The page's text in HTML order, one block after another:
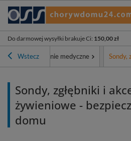
Do darmowej wysyłki brakuje Ci: 150,00 zł
WsteczŻywienie medyczne Sondy,
Sondy, zgłębniki i
żywieniowe -
domu